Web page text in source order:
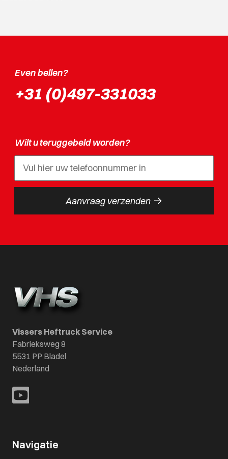
Even bellen?
+31 (0)497-331033
Wilt u teruggebeld worden?
Aanvraag verzenden ->
Vissers Heftruck Service
Fabrieksweg 8
5531 PP Bladel
Nederland
Navigatie